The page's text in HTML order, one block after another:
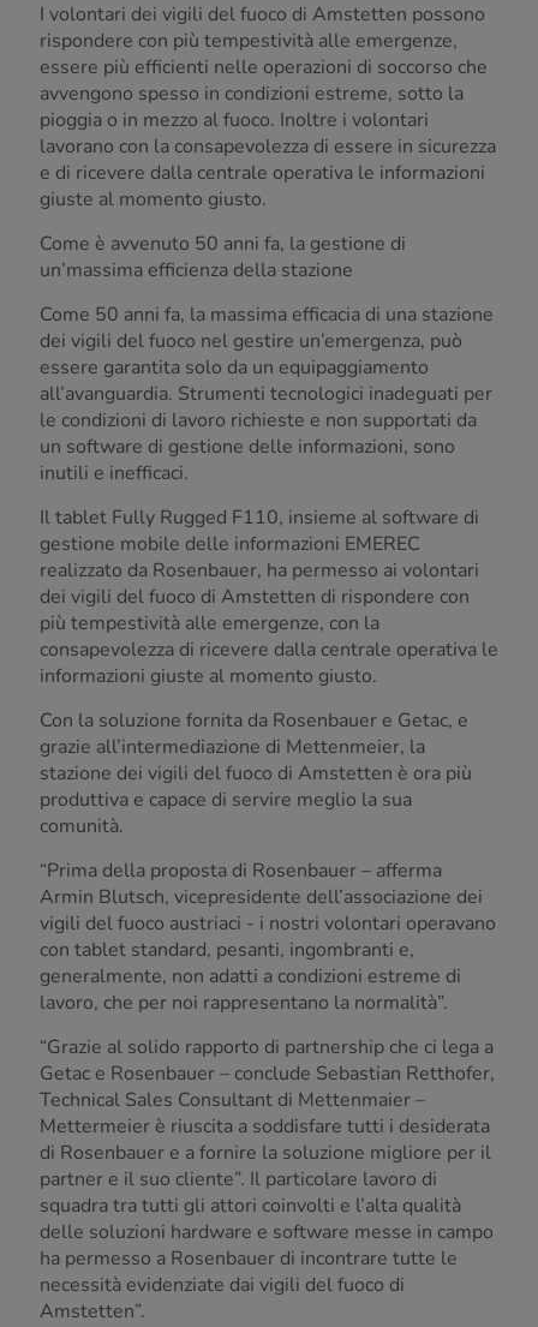
I volontari dei vigili del fuoco di Amstetten possono
rispondere con più tempestività alle emergenze,
essere più efficienti nelle operazioni di soccorso che
avvengono spesso in condizioni estreme, sotto la
pioggia o in mezzo al fuoco. Inoltre i volontari
lavorano con la consapevolezza di essere in sicurezza
e di ricevere dalla centrale operativa le informazioni
giuste al momento giusto.
Come è avvenuto 50 anni fa, la gestione di
un’massima efficienza della stazione
Come 50 anni fa, la massima efficacia di una stazione
dei vigili del fuoco nel gestire un’emergenza, può
essere garantita solo da un equipaggiamento
all’avanguardia. Strumenti tecnologici inadeguati per
le condizioni di lavoro richieste e non supportati da
un software di gestione delle informazioni, sono
inutili e inefficaci.
Il tablet Fully Rugged F110, insieme al software di
gestione mobile delle informazioni EMEREC
realizzato da Rosenbauer, ha permesso ai volontari
dei vigili del fuoco di Amstetten di rispondere con
più tempestività alle emergenze, con la
consapevolezza di ricevere dalla centrale operativa le
informazioni giuste al momento giusto.
Con la soluzione fornita da Rosenbauer e Getac, e
grazie all’intermediazione di Mettenmeier, la
stazione dei vigili del fuoco di Amstetten è ora più
produttiva e capace di servire meglio la sua
comunità.
“Prima della proposta di Rosenbauer – afferma
Armin Blutsch, vicepresidente dell’associazione dei
vigili del fuoco austriaci - i nostri volontari operavano
con tablet standard, pesanti, ingombranti e,
generalmente, non adatti a condizioni estreme di
lavoro, che per noi rappresentano la normalità”.
“Grazie al solido rapporto di partnership che ci lega a
Getac e Rosenbauer – conclude Sebastian Retthofer,
Technical Sales Consultant di Mettenmaier –
Mettermeier è riuscita a soddisfare tutti i desiderata
di Rosenbauer e a fornire la soluzione migliore per il
partner e il suo cliente”. Il particolare lavoro di
squadra tra tutti gli attori coinvolti e l’alta qualità
delle soluzioni hardware e software messe in campo
ha permesso a Rosenbauer di incontrare tutte le
necessità evidenziate dai vigili del fuoco di
Amstetten”.